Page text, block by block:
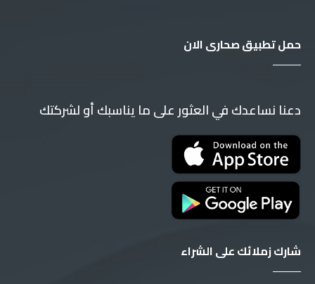
حمل تطبيق صحارى الان
دعنا نساعدك في العثور على ما يناسبك أو لشركتك
شارك زملائك على الشراء